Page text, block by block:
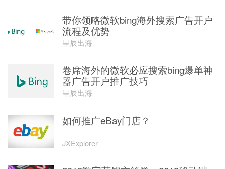
带你领略微软bing海外搜索广告开户
流程及优势
星辰出海
卷席海外的微软必应搜索bing爆单神
器广告开户推广技巧
星辰出海
如何推广eBay门店？
JXExplorer